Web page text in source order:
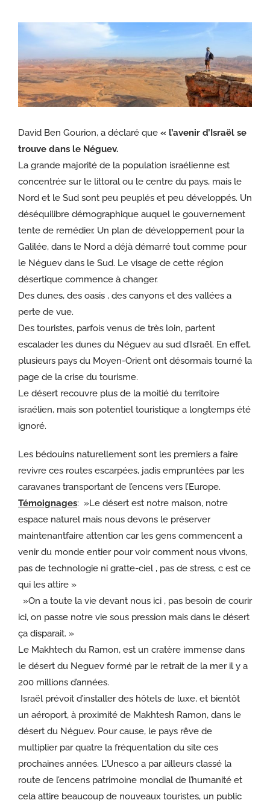
agrandie
David Ben Gourion, a déclaré que « l’avenir d’Israël se
trouve dans le Néguev.
La grande majorité de la population israélienne est
concentrée sur le littoral ou le centre du pays, mais le
Nord et le Sud sont peu peuplés et peu développés. Un
déséquilibre démographique auquel le gouvernement
tente de remédier. Un plan de développement pour la
Galilée, dans le Nord a déjà démarré tout comme pour
le Néguev dans le Sud. Le visage de cette région
désertique commence à changer.
Des dunes, des oasis , des canyons et des vallées a
perte de vue.
Des touristes, parfois venus de très loin, partent
escalader les dunes du Néguev au sud d’Israël. En effet,
plusieurs pays du Moyen-Orient ont désormais tourné la
page de la crise du tourisme.
Le désert recouvre plus de la moitié du territoire
israélien, mais son potentiel touristique a longtemps été
ignoré.
Les bédouins naturellement sont les premiers a faire
revivre ces routes escarpées, jadis empruntées par les
caravanes transportant de l’encens vers l’Europe.
Témoignages: »Le désert est notre maison, notre
espace naturel mais nous devons le préserver
maintenantfaire attention car les gens commencent a
venir du monde entier pour voir comment nous vivons,
pas de technologie ni gratte-ciel , pas de stress, c est ce
qui les attire »
»On a toute la vie devant nous ici , pas besoin de courir
ici, on passe notre vie sous pression mais dans le désert
ça disparait. »
Le Makhtech du Ramon, est un cratère immense dans
le désert du Neguev formé par le retrait de la mer il y a
200 millions d’années.
Israël prévoit d’installer des hôtels de luxe, et bientôt
un aéroport, à proximité de Makhtesh Ramon, dans le
désert du Néguev. Pour cause, le pays rêve de
multiplier par quatre la fréquentation du site ces
prochaines années. L’Unesco a par ailleurs classé la
route de l’encens patrimoine mondial de l’humanité et
cela attire beaucoup de nouveaux touristes, un public